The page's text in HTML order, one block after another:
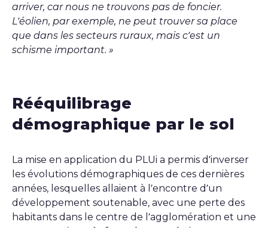
arriver, car nous ne trouvons pas de foncier.
L’éolien, par exemple, ne peut trouver sa place
que dans les secteurs ruraux, mais c’est un
schisme important. »
Rééquilibrage
démographique par le sol
La mise en application du PLUi a permis d’inverser
les évolutions démographiques de ces dernières
années, lesquelles allaient à l’encontre d’un
développement soutenable, avec une perte des
habitants dans le centre de l’agglomération et une